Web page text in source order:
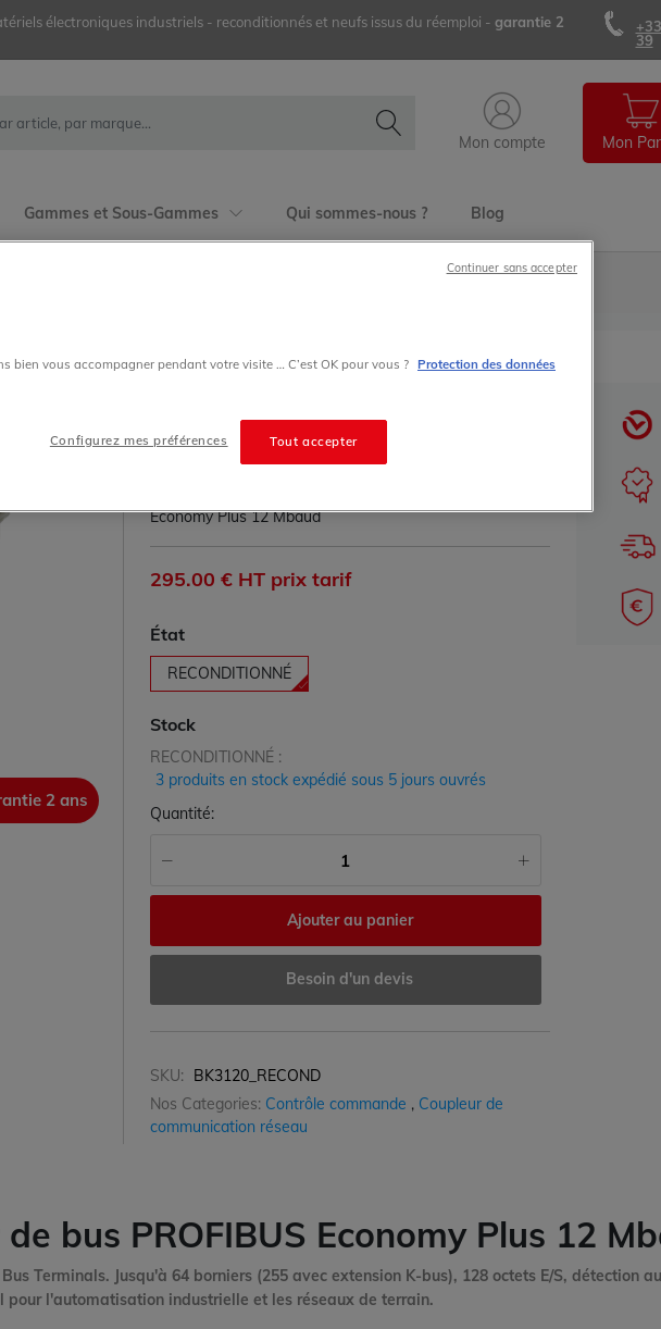
électroniques industriels - reconditionnés et neufs issus du réemploi - garantie 2
39
Mon compte Mon
Gammes et Sous-Gammes Qui sommes-nous ? Blog
2 ans
Bus Terminals
Bkxxxx Bus Coupler
Economy Plus 12 Mbaud
295.00 € HT prix tarif
État
RECONDITIONNÉ
Stock
RECONDITIONNÉ :
3 produits en stock expédié sous 5 jours ouvrés
Quantité:
Ajouter au panier
Besoin d'un devis
SKU:
BK3120_RECOND
Nos Categories: Contrôle commande , Coupleur de
communication réseau
bus PROFIBUS Economy Plus 12
Terminals. Jusqu'à 64 borniers (255 avec extension K-bus), 128 octets E/S, détection
l'automatisation industrielle et les réseaux de terrain.
bien vous accompagner pendant votre visite … C’est OK pour vous ? Protection des données
Tout accepter
Configurez mes préférences
Continuer sans accepter